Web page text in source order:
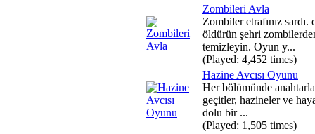
Zombileri Avla
Zombiler etrafınız sardı.
öldürün şehri
temizleyin. Oyun y...
(Played: 4,452 times)
Hazine Avcısı Oyunu
Her bölümünde
geçitler, hazineler ve
dolu bir ...
(Played: 1,505 times)